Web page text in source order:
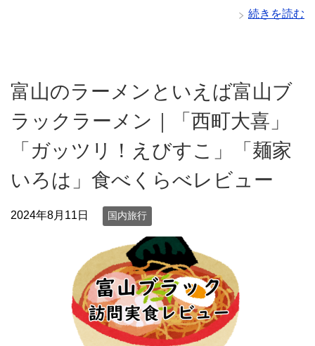
続きを読む
富山のラーメンといえば富山ブ
ラックラーメン｜「西町大喜」
「ガッツリ！えびすこ」「麺家
いろは」食べくらべレビュー
2024年8月11日 国内旅行